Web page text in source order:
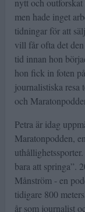
nytt och
men hade inget
tidningar för att
vill får ofta det
tid innan hon
hon fick in foten
journalistiska resa
och
Petra är idag
Maratonpodden,
bara att springa”.
Månström - en
tidigare 800
år som journalist